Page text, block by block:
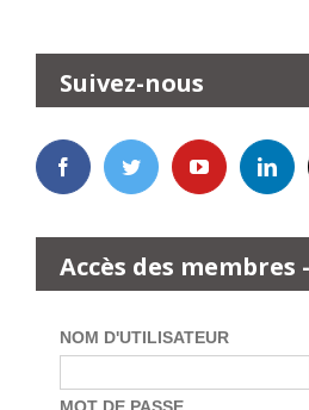
Suivez-nous
Accès des membres
NOM D'UTILISATEUR